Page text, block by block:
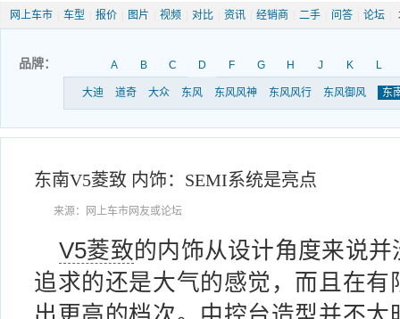
网上车市 车型 报价 图片 视频 对比 资讯 经销商 二手 问答 论坛
品牌： A B C D F G H J K L
大迪 道奇 大众 东风 东风风神 东风风行 东风御风 东
东南V5菱致 内饰：SEMI系统是亮点
来源：网上车市网友或论坛
V5菱致的内饰从设计角度来说
追求的还是大气的感觉，而且在